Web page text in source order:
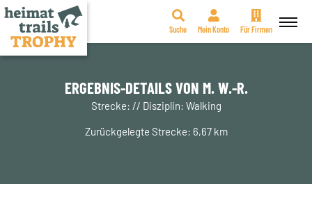
Zum
Suche Mein Konto Für Firmen
ERGEBNIS-DETAILS VON M. W.-R.
Strecke: // Disziplin: Walking
Zurückgelegte Strecke: 6,67 km